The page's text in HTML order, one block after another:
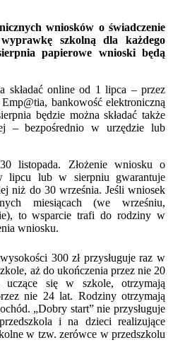
wniosków o świadczenie
szkolną dla każdego
papierowe wnioski będą
składać online od 1 lipca – przez
bankowość elektroniczną
będzie można składać także
– bezpośrednio w urzędzie lub
listopada. Złożenie wniosku o
lipcu lub w sierpniu gwarantuje
niż do 30 września. Jeśli wniosek
miesiącach (we wrześniu,
to wsparcie trafi do rodziny w
wniosku.
300 zł przysługuje raz w
aż do ukończenia przez nie 20
uczące się w szkole, otrzymają
nie 24 lat. Rodziny otrzymają
„Dobry start” nie przysługuje
i na dzieci realizujące
w tzw. zerówce w przedszkolu